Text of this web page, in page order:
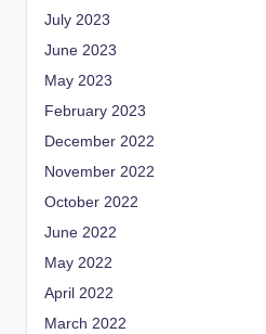
July 2023
June 2023
May 2023
February 2023
December 2022
November 2022
October 2022
June 2022
May 2022
April 2022
March 2022